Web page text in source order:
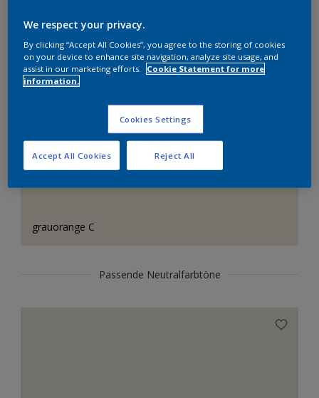
FARBAUSWAHL
grauorange C
Passende Neutralfarbtöne
We respect your privacy.
By clicking “Accept All Cookies”, you agree to the storing of cookies
on your device to enhance site navigation, analyze site usage, and
assist in our marketing efforts.
Cookie Statement for more
information.
Cookies Settings
Reject All
Accept All Cookies